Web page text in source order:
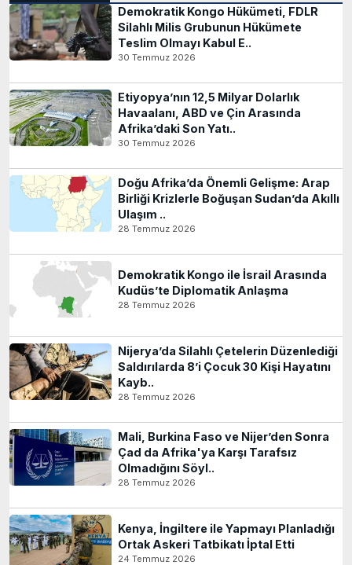
Demokratik Kongo Hükümeti, FDLR
Silahlı Milis Grubunun Hükümete
Teslim Olmayı Kabul E..
30 Temmuz 2026
Etiyopya’nın 12,5 Milyar Dolarlık
Havaalanı, ABD ve Çin Arasında
Afrika’daki Son Yatı..
30 Temmuz 2026
Doğu Afrika’da Önemli Gelişme: Arap
Birliği Krizlerle Boğuşan Sudan’da Akıllı
Ulaşım ..
28 Temmuz 2026
Demokratik Kongo ile İsrail Arasında
Kudüs’te Diplomatik Anlaşma
28 Temmuz 2026
Nijerya’da Silahlı Çetelerin Düzenlediği
Saldırılarda 8’i Çocuk 30 Kişi Hayatını
Kayb..
28 Temmuz 2026
Mali, Burkina Faso ve Nijer’den Sonra
Çad da Afrika'ya Karşı Tarafsız
Olmadığını Söyl..
28 Temmuz 2026
Kenya, İngiltere ile Yapmayı Planladığı
Ortak Askeri Tatbikatı İptal Etti
24 Temmuz 2026